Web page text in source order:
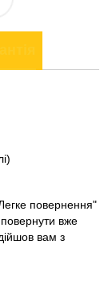
повернення"
вже
вам з